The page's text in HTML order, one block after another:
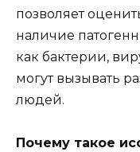
позволяет
наличие
как бактерии,
могут вызывать
людей.
Почему такое